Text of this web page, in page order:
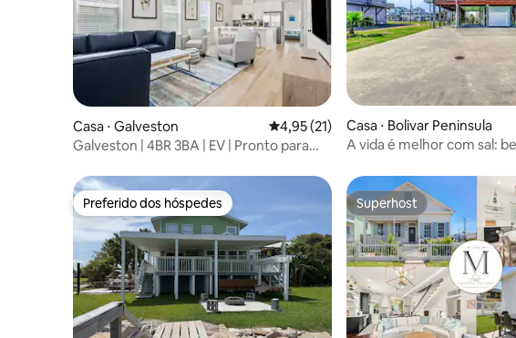
Casa ⋅ Galveston 4,95 de uma avaliação média de 5, 21
4,95 (21)
Galveston | 4BR 3BA | EV | Pronto para
Casa ⋅ Bolivar Peninsula
A vida é melhor com sal:
Preferido dos hóspedes
Preferido dos hóspedes Superhost
Superhost